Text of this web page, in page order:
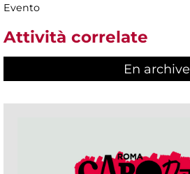
Evento
Attività correlate
En archive